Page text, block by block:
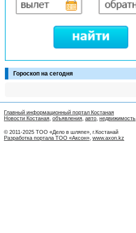
Гороскоп на сегодня
Главный информационный портал Костаная
Новости Костаная объявления авто недвижимость
© 2011-2025 ТОО «Дело в шляпе», г.Костанай
Разработка портала ТОО «Аксон» www.axon.kz